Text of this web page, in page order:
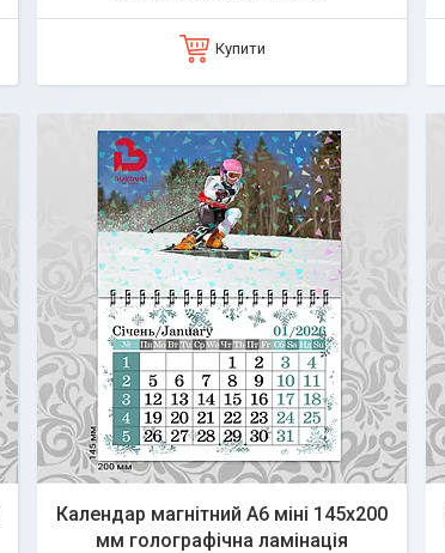
Купити
Календар магнітний А6 міні 145х200
мм голографічна ламінація